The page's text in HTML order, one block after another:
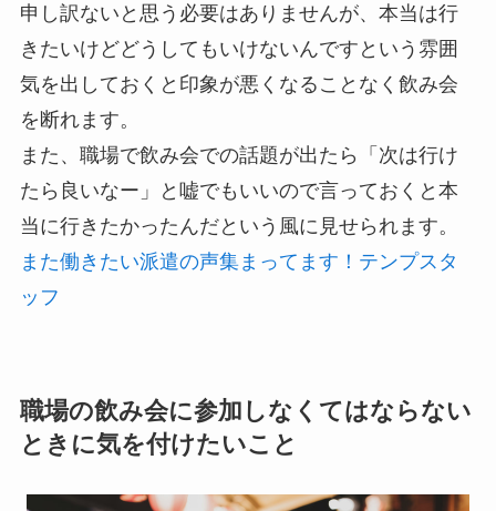
申し訳ないと思う必要はありませんが、本当は行
きたいけどどうしてもいけないんですという雰囲
気を出しておくと印象が悪くなることなく飲み会
を断れます。
また、職場で飲み会での話題が出たら「次は行け
たら良いなー」と嘘でもいいので言っておくと本
当に行きたかったんだという風に見せられます。
また働きたい派遣の声集まってます！テンプスタ
ッフ
職場の飲み会に参加しなくてはならない
ときに気を付けたいこと